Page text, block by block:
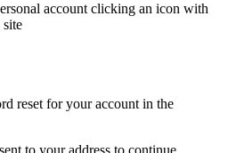
account clicking an icon with
reset for your account in the
to your address to continue